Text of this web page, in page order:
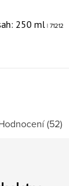
250 ml | 71212
(52)